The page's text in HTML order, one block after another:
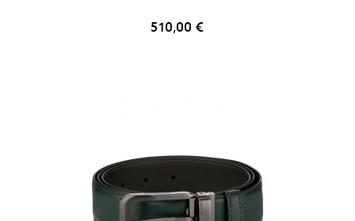
510,00 €Prix